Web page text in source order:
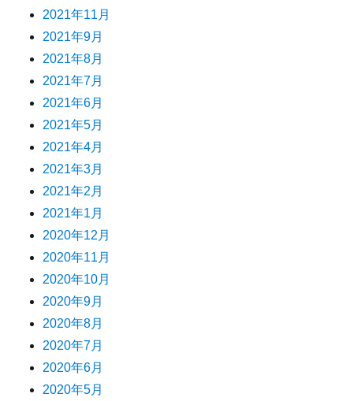
2021年11月
2021年9月
2021年8月
2021年7月
2021年6月
2021年5月
2021年4月
2021年3月
2021年2月
2021年1月
2020年12月
2020年11月
2020年10月
2020年9月
2020年8月
2020年7月
2020年6月
2020年5月